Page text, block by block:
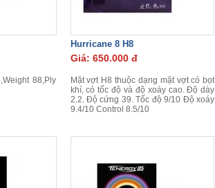
88,Ply
Hurricane 8 H8
Giá: 650.000 đ
Mặt vợt H8 thuộc dạng mặt vợt có bọt
khí, có tốc độ và độ xoáy cao. Độ dày
2.2. Độ cứng 39. Tốc độ 9/10 Độ xoáy
9.4/10 Control 8.5/10